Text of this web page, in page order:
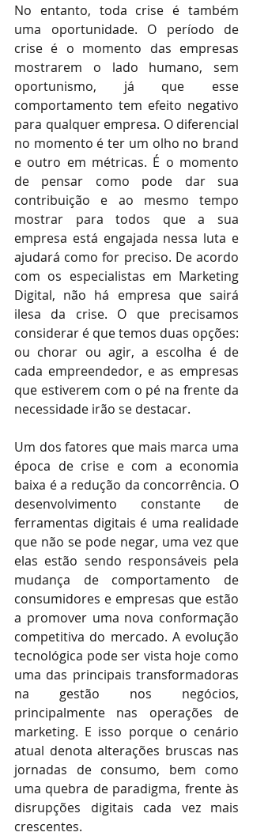
No entanto, toda crise é também
uma oportunidade. O período de
crise é o momento das empresas
mostrarem o lado humano, sem
oportunismo, já que esse
comportamento tem efeito negativo
para qualquer empresa. O diferencial
no momento é ter um olho no brand
e outro em métricas. É o momento
de pensar como pode dar sua
contribuição e ao mesmo tempo
mostrar para todos que a sua
empresa está engajada nessa luta e
ajudará como for preciso. De acordo
com os especialistas em Marketing
Digital, não há empresa que sairá
ilesa da crise. O que precisamos
considerar é que temos duas opções:
ou chorar ou agir, a escolha é de
cada empreendedor, e as empresas
que estiverem com o pé na frente da
necessidade irão se destacar.
Um dos fatores que mais marca uma
época de crise e com a economia
baixa é a redução da concorrência. O
desenvolvimento constante de
ferramentas digitais é uma realidade
que não se pode negar, uma vez que
elas estão sendo responsáveis pela
mudança de comportamento de
consumidores e empresas que estão
a promover uma nova conformação
competitiva do mercado. A evolução
tecnológica pode ser vista hoje como
uma das principais transformadoras
na gestão nos negócios,
principalmente nas operações de
marketing. E isso porque o cenário
atual denota alterações bruscas nas
jornadas de consumo, bem como
uma quebra de paradigma, frente às
disrupções digitais cada vez mais
crescentes.